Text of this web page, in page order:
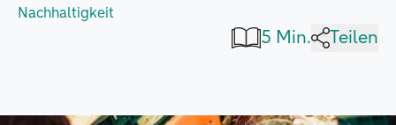
Nachhaltigkeit
5 Min. Teilen